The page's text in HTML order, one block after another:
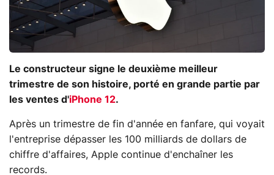
Le constructeur signe le deuxième meilleur
trimestre de son histoire, porté en grande partie par
les ventes d'iPhone 12.
Après un trimestre de fin d'année en fanfare, qui voyait
l'entreprise dépasser les 100 milliards de dollars de
chiffre d'affaires, Apple continue d'enchaîner les
records.